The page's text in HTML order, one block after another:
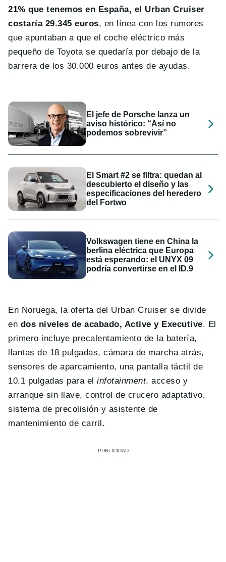
21% que tenemos en España, el Urban Cruiser
costaría 29.345 euros, en línea con los rumores
que apuntaban a que el coche eléctrico más
pequeño de Toyota se quedaría por debajo de la
barrera de los 30.000 euros antes de ayudas.
El jefe de Porsche lanza un
aviso histórico: “Así no
podemos sobrevivir”
El Smart #2 se filtra: quedan al
descubierto el diseño y las
especificaciones del heredero
del Fortwo
Volkswagen tiene en China la
berlina eléctrica que Europa
está esperando: el UNYX 09
podría convertirse en el ID.9
En Noruega, la oferta del Urban Cruiser se divide
en dos niveles de acabado, Active y Executive. El
primero incluye precalentamiento de la batería,
llantas de 18 pulgadas, cámara de marcha atrás,
sensores de aparcamiento, una pantalla táctil de
10.1 pulgadas para elinfotainment, acceso y
arranque sin llave, control de crucero adaptativo,
sistema de precolisión y asistente de
mantenimiento de carril.